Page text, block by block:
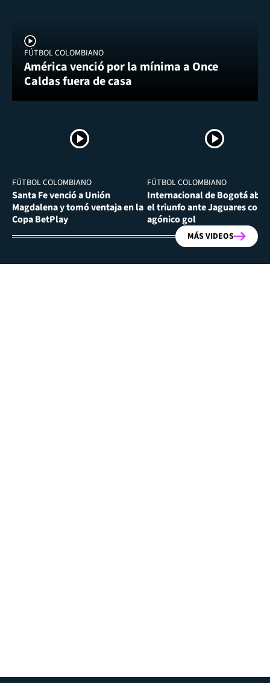
FÚTBOL COLOMBIANO
América venció por la mínima a Once
Caldas fuera de casa
FÚTBOL COLOMBIANO
Santa Fe venció a Unión
Magdalena y tomó ventaja en la
Copa BetPlay
FÚTBOL COLOMBIANO
Internacional de Bogotá
el triunfo ante Jaguares con
agónico gol
MÁS VIDEOS